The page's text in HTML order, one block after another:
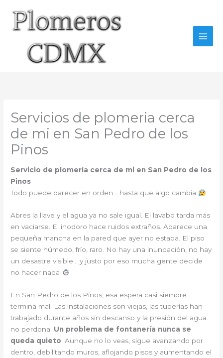
contenido
Servicios de plomeria cerca
de mi en San Pedro de los
Pinos
Servicio de plomería cerca de mi en San Pedro de los
Pinos
Todo puede parecer en orden… hasta que algo cambia
Abres la llave y el agua ya no sale igual. El lavabo tarda más
en vaciarse. El inodoro hace ruidos extraños. Aparece una
pequeña mancha en la pared que ayer no estaba. El piso
se siente húmedo, frío, raro. No hay una inundación, no hay
un desastre visible… y justo por eso mucha gente decide
no hacer nada
En San Pedro de los Pinos, esa espera casi siempre
termina mal. Las instalaciones son viejas, las tuberías han
trabajado durante años sin descanso y la presión del agua
no perdona. Un problema de fontanería nunca se
queda quieto . Aunque no lo veas, sigue avanzando por
dentro, debilitando muros, aflojando pisos y aumentando el